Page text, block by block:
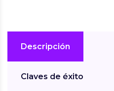
Descripción
Claves de éxito